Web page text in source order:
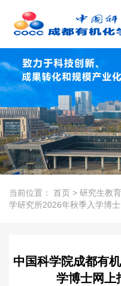
当前位置： 首页 > 研究生教育
学研究所2026年秋季入学博
中国科学院成都有
学博士网上